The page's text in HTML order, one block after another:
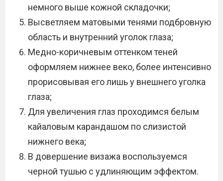
немного выше кожной складочки;
Высветляем матовыми тенями подбровную
область и внутренний уголок глаза;
Медно-коричневым оттенком теней
оформляем нижнее веко, более интенсивно
прорисовывая его лишь у внешнего уголка
глаза;
Для увеличения глаз проходимся белым
кайаловым карандашом по слизистой
нижнего века;
В довершение визажа воспользуемся
черной тушью с удлиняющим эффектом.